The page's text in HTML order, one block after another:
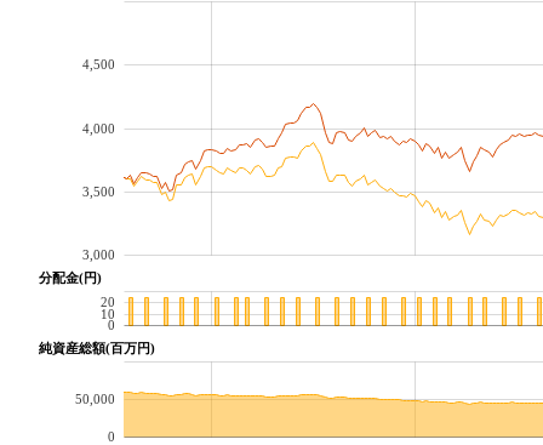
3,000
3,500
4,000
4,500
分配金(円)
0
10
20
純資産総額(百万円)
0
50,000